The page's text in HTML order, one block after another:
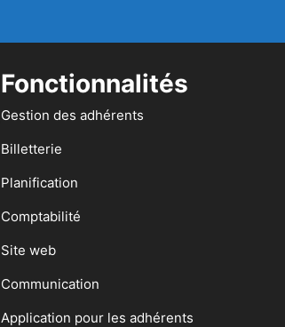
Fonctionnalités
Gestion des adhérents
Billetterie
Planification
Comptabilité
Site web
Communication
Application pour les adhérents